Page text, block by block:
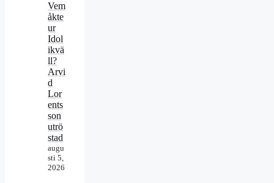
Vem
åkte
ur
Idol
ikvä
ll?
Arvi
d
Lor
ents
son
utrö
stad
augu
sti 5,
2026